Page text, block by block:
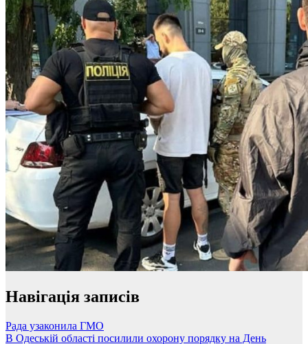
Навігація записів
Рада узаконила ГМО
В Одеській області посилили охорону порядку на День